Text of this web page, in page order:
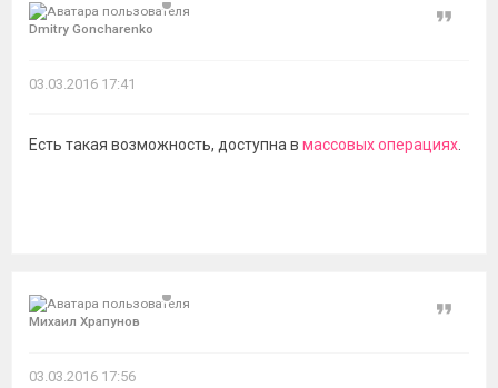
Dmitry Goncharenko
Цитата
03.03.2016 17:41
Есть такая возможность, доступна в массовых операциях
Михаил Храпунов
Цитата
03.03.2016 17:56